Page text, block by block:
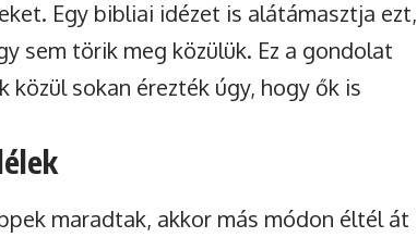
Egy bibliai idézet is alátámasztja ezt,
sem törik meg közülük. Ez a gondolat
sokan érezték úgy, hogy ők is
maradtak, akkor más módon éltél át